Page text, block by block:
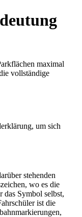
maximal
vollständige
um sich
stehenden
wo es die
das Symbol selbst,
ist die